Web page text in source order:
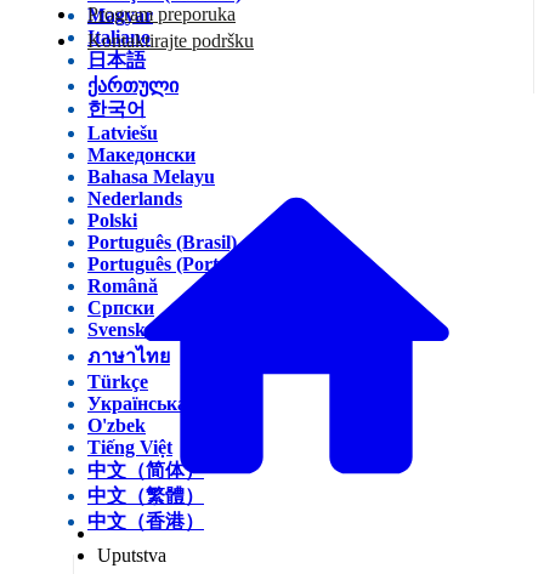
Magyar
Italiano
日本語
ქართული
한국어
Latviešu
Македонски
Bahasa Melayu
Nederlands
Polski
Português (Brasil)
Português (Portugal)
Română
Српски
Svenska
ภาษาไทย
Türkçe
Українська
O'zbek
Tiếng Việt
中文（简体）
中文（繁體）
中文（香港）
Program preporuka
Kontaktirajte podršku
Uputstva